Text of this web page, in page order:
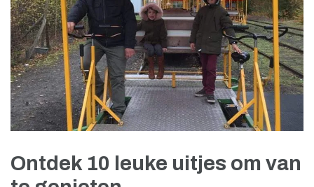
Ontdek 10 leuke uitjes om van